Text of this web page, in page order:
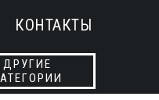
КОНТАКТЫ
ДРУГИЕ